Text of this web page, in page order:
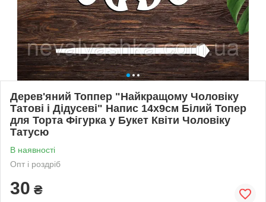
Дерев'яний Топпер "Найкращому Чоловіку
Татові і Дідусеві" Напис 14х9см Білий Топер
для Торта Фігурка у Букет Квіти Чоловіку
Татусю
В наявності
Опт і роздріб
30 ₴